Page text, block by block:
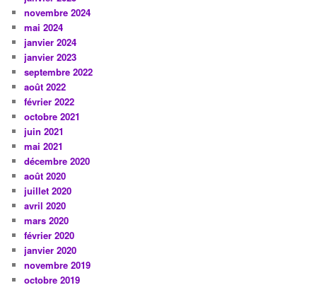
novembre 2024
mai 2024
janvier 2024
janvier 2023
septembre 2022
août 2022
février 2022
octobre 2021
juin 2021
mai 2021
décembre 2020
août 2020
juillet 2020
avril 2020
mars 2020
février 2020
janvier 2020
novembre 2019
octobre 2019